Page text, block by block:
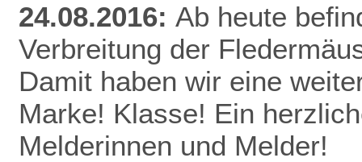
24.08.2016: Ab heute
Verbreitung der
Damit haben wir eine
Marke! Klasse! Ein
Melderinnen und Melder!